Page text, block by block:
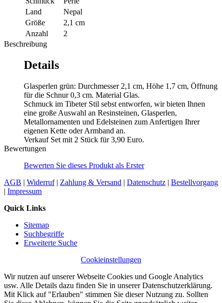
Land
Nepal
Größe
2,1 cm
Anzahl
2
Beschreibung
Details
Glasperlen grün: Durchmesser 2,1 cm, Höhe 1,7 cm, Öffnung
für die Schnur 0,3 cm. Material Glas.
Schmuck im Tibeter Stil sebst entworfen, wir bieten Ihnen
eine große Auswahl an Resinsteinen, Glasperlen,
Metallornamenten und Edelsteinen zum Anfertigen Ihrer
eigenen Kette oder Armband an.
Verkauf Set mit 2 Stück für 3,90 Euro.
Bewertungen
Bewerten Sie dieses Produkt als Erster
AGB | Widerruf| Zahlung & Versand | Datenschutz | Bestellvorgang
| Impressum
Quick Links
Sitemap
Suchbegriffe
Erweiterte Suche
Cookieinstellungen
Wir nutzen auf unserer Webseite Cookies und Google Analytics
usw. Alle Details dazu finden Sie in unserer Datenschutzerklärung.
Mit Klick auf "Erlauben" stimmen Sie dieser Nutzung zu. Sollten